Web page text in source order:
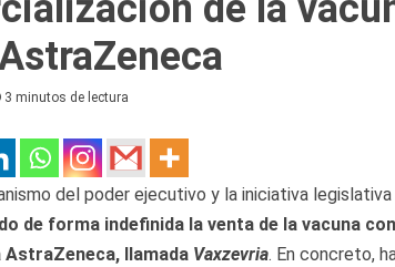
3 minutos de lectura
del poder ejecutivo y la iniciativa legislativa
de forma indefinida la venta de la vacuna
llamada Vaxzevria. En concreto,